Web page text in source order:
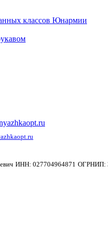
классов Юнармии
ИНН: 027704964871 ОГРНИП: